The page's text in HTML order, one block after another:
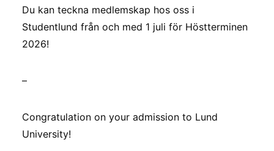
Du kan teckna medlemskap hos oss i
Studentlund från och med 1 juli för Höstterminen
2026!
–
Congratulation on your admission to Lund
University!